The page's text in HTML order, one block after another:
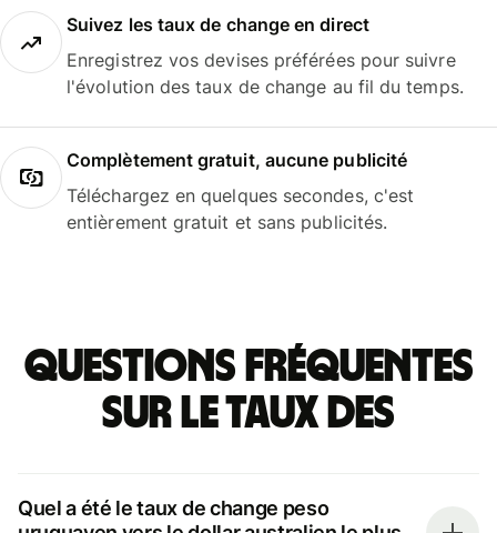
Suivez les taux de change en direct
Enregistrez vos devises préférées pour suivre
l'évolution des taux de change au fil du temps.
Complètement gratuit, aucune publicité
Téléchargez en quelques secondes, c'est
entièrement gratuit et sans publicités.
Questions fréquentes
sur le taux des
Quel a été le taux de change peso